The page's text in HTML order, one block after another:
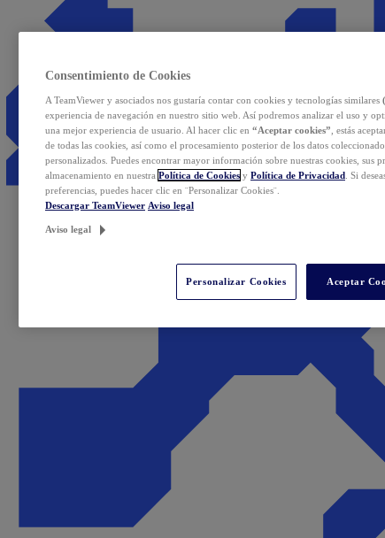
Consentimiento de Cookies
A TeamViewer y asociados nos gustaría contar con cookies y tecnologías similares
experiencia de navegación en nuestro sitio web. Así podremos analizar el uso y
una mejor experiencia de usuario. Al hacer clic en “Aceptar cookies” , estás
de todas las cookies, así como el procesamiento posterior de los datos
personalizados. Puedes encontrar mayor información sobre nuestras cookies, sus
almacenamiento en nuestra Política de Cookies y Política de Privacidad . Si
preferencias, puedes hacer clic en ¨Personalizar Cookies¨.
Descargar TeamViewer Aviso legal
Aviso legal
Personalizar Cookies Aceptar